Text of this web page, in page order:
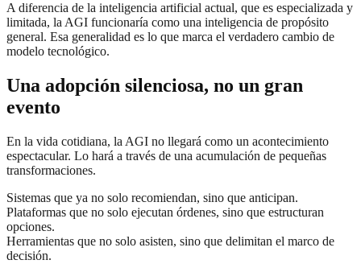
A diferencia de la inteligencia artificial actual, que es especializada y
limitada, la AGI funcionaría como una inteligencia de propósito
general. Esa generalidad es lo que marca el verdadero cambio de
modelo tecnológico.
Una adopción silenciosa, no un gran
evento
En la vida cotidiana, la AGI no llegará como un acontecimiento
espectacular. Lo hará a través de una acumulación de pequeñas
transformaciones.
Sistemas que ya no solo recomiendan, sino que anticipan.
Plataformas que no solo ejecutan órdenes, sino que estructuran
opciones.
Herramientas que no solo asisten, sino que delimitan el marco de
decisión.